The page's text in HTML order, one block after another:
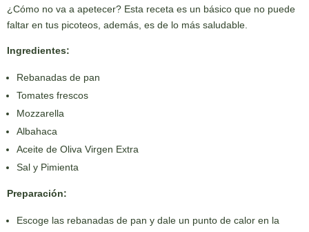
¿Cómo no va a apetecer? Esta receta es un básico que no puede
faltar en tus picoteos, además, es de lo más saludable.
Ingredientes:
Rebanadas de pan
Tomates frescos
Mozzarella
Albahaca
Aceite de Oliva Virgen Extra
Sal y Pimienta
Preparación:
Escoge las rebanadas de pan y dale un punto de calor en la